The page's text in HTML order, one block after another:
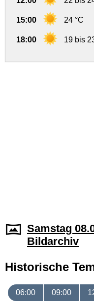
15:00 24 °C
18:00 19 bis
Samstag
Bildarchiv
Historische
06:00 09:00